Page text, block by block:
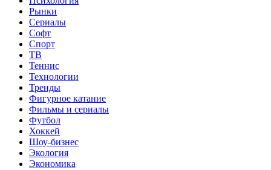
Рынки
Сериалы
Софт
Спорт
ТВ
Теннис
Технологии
Тренды
Фигурное катание
Фильмы и сериалы
Футбол
Хоккей
Шоу-бизнес
Экология
Экономика